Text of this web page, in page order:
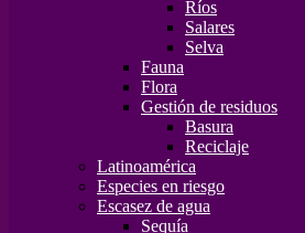
Ríos
Salares
Selva
Fauna
Flora
Gestión de residuos
Basura
Reciclaje
Latinoamérica
Especies en riesgo
Escasez de agua
Sequía